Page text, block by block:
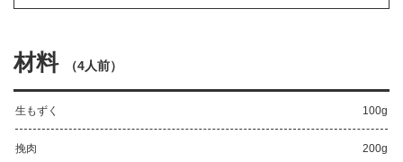
材料 （4人前）
生もずく 100g
挽肉 200g